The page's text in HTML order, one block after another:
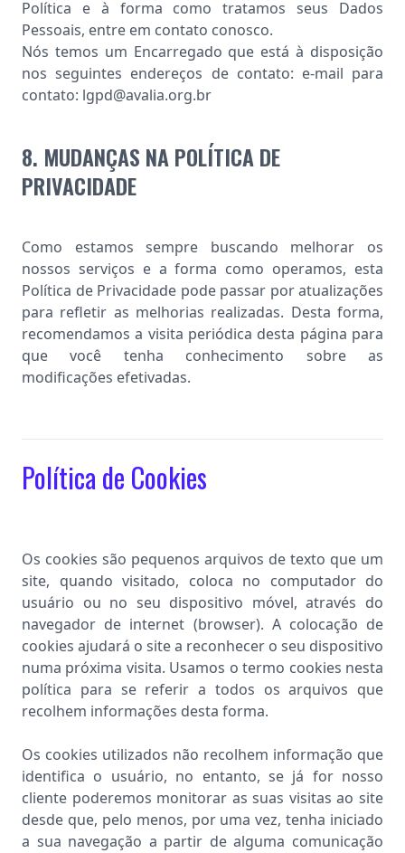
Política e à forma como tratamos seus Dados
Pessoais, entre em contato conosco.
Nós temos um Encarregado que está à disposição
nos seguintes endereços de contato: e-mail para
contato: lgpd@avalia.org.br
8. MUDANÇAS NA POLÍTICA DE
PRIVACIDADE
Como estamos sempre buscando melhorar os
nossos serviços e a forma como operamos, esta
Política de Privacidade pode passar por atualizações
para refletir as melhorias realizadas. Desta forma,
recomendamos a visita periódica desta página para
que você tenha conhecimento sobre as
modificações efetivadas.
Política de Cookies
Os cookies são pequenos arquivos de texto que um
site, quando visitado, coloca no computador do
usuário ou no seu dispositivo móvel, através do
navegador de internet (browser). A colocação de
cookies ajudará o site a reconhecer o seu dispositivo
numa próxima visita. Usamos o termo cookies nesta
política para se referir a todos os arquivos que
recolhem informações desta forma.
Os cookies utilizados não recolhem informação que
identifica o usuário, no entanto, se já for nosso
cliente poderemos monitorar as suas visitas ao site
desde que, pelo menos, por uma vez, tenha iniciado
a sua navegação a partir de alguma comunicação